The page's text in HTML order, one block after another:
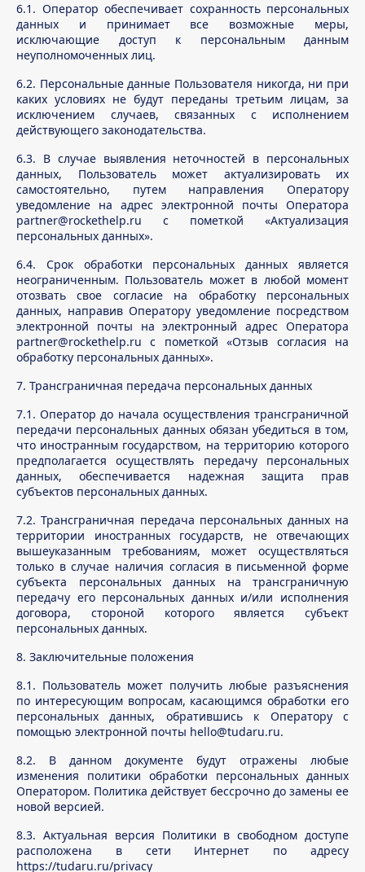
6.1. Оператор обеспечивает сохранность персональных
данных и принимает все возможные меры,
исключающие доступ к персональным данным
неуполномоченных лиц.
6.2. Персональные данные Пользователя никогда, ни при
каких условиях не будут переданы третьим лицам, за
исключением случаев, связанных с исполнением
действующего законодательства.
6.3. В случае выявления неточностей в персональных
данных, Пользователь может актуализировать их
самостоятельно, путем направления Оператору
уведомление на адрес электронной почты Оператора
partner@rockethelp.ru с пометкой «Актуализация
персональных данных».
6.4. Срок обработки персональных данных является
неограниченным. Пользователь может в любой момент
отозвать свое согласие на обработку персональных
данных, направив Оператору уведомление посредством
электронной почты на электронный адрес Оператора
partner@rockethelp.ru с пометкой «Отзыв согласия на
обработку персональных данных».
7. Трансграничная передача персональных данных
7.1. Оператор до начала осуществления трансграничной
передачи персональных данных обязан убедиться в том,
что иностранным государством, на территорию которого
предполагается осуществлять передачу персональных
данных, обеспечивается надежная защита прав
субъектов персональных данных.
7.2. Трансграничная передача персональных данных на
территории иностранных государств, не отвечающих
вышеуказанным требованиям, может осуществляться
только в случае наличия согласия в письменной форме
субъекта персональных данных на трансграничную
передачу его персональных данных и/или исполнения
договора, стороной которого является субъект
персональных данных.
8. Заключительные положения
8.1. Пользователь может получить любые разъяснения
по интересующим вопросам, касающимся обработки его
персональных данных, обратившись к Оператору с
помощью электронной почты hello@tudaru.ru.
8.2. В данном документе будут отражены любые
изменения политики обработки персональных данных
Оператором. Политика действует бессрочно до замены ее
новой версией.
8.3. Актуальная версия Политики в свободном доступе
расположена в сети Интернет по адресу
https://tudaru.ru/privacy
Условия договора